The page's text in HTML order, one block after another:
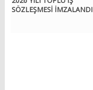
SÖZLEŞMESİ İMZALANDI